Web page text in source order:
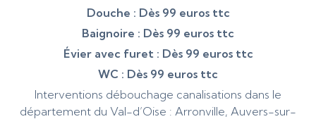
Douche : Dès 99 euros ttc
Baignoire : Dès 99 euros ttc
Évier avec furet : Dès 99 euros ttc
WC : Dès 99 euros ttc
Interventions débouchage canalisations dans le
département du Val-d’Oise : Arronville, Auvers-sur-